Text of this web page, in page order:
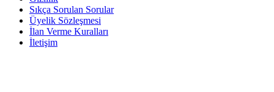
Sıkça Sorulan Sorular
Üyelik Sözleşmesi
İlan Verme Kuralları
İletişim